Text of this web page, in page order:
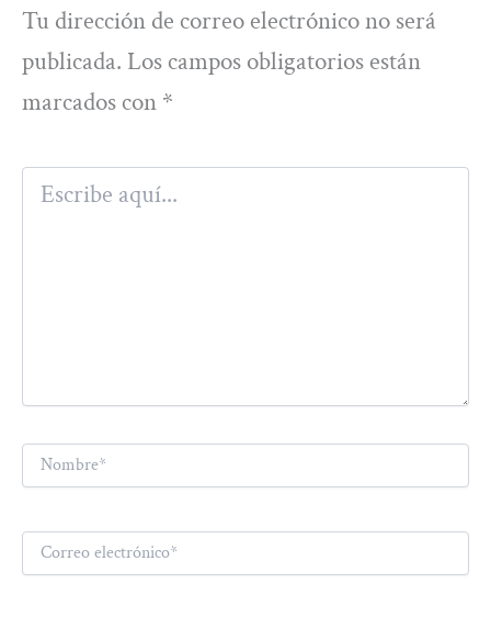
Tu dirección de correo electrónico no será
publicada. Los campos obligatorios están
marcados con *
Escribe
aquí...
Nombre*
Correo
electrónico*